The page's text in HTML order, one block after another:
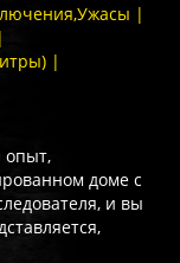
|
|
опыт,
доме с
и вы